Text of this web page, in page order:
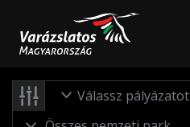
Válassz pályázatot